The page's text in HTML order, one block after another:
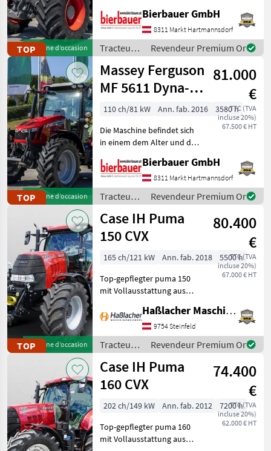
TOPMachine d’occasion
Zustand und kann nach
telefonischer Vereinbarung
gerne vor Ort besichtigt
und geprüft we
Bierbauer GmbH
8311 Markt Hartmannsdorf
Tracteurs
/ Fendt
Revendeur Premium Or
TOPMachine d’occasion
Massey Ferguson
MF 5611 Dyna-6
Efficient
81.000
€
TTC (TVA
incluse 20%)
67.500 € HT
110 ch/81 kW Ann. fab. 2016
3580 h
Die Maschine befindet sich
in einem dem Alter und der
Zustand und kann nach
telefonischer Vereinbarung
gerne vor Ort besichtigt
und geprüft we
Bierbauer GmbH
8311 Markt Hartmannsdorf
Tracteurs
/ Massey
Ferguson
Revendeur Premium Or
TOPMachine d’occasion
Case IH Puma
150 CVX
80.400
€
TTC (TVA
incluse 20%)
67.000 € HT
165 ch/121 kW Ann. fab. 2018
5500 h
Top-gepflegter puma 150
mit Vollausstattung aus
Lohnunternehmer – nur
am eigenen Betrieb
gelaufen. Durchgehend
gewartet, einsatzbereit,
aufbereitet
Haßlacher Maschinenhandel
9754 Steinfeld
Tracteurs
/ Case IH
Revendeur Premium Or
Case IH Puma
160 CVX
74.400
€
TTC (TVA
incluse 20%)
62.000 € HT
202 ch/149 kW Ann. fab. 2012
7200 h
Top-gepflegter puma 160
mit Vollausstattung aus